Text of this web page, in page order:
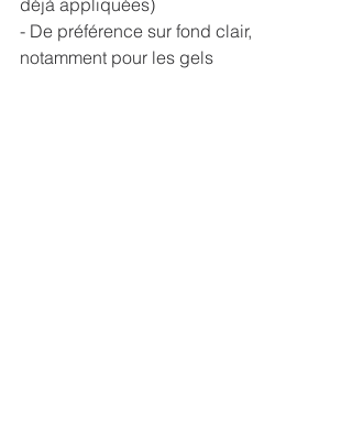
- De préférence sur fond clair,
notamment pour les gels